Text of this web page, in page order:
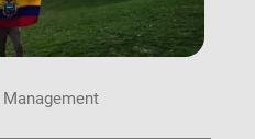
Management